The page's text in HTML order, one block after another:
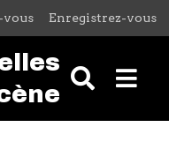
principal
Enregistrez-vous